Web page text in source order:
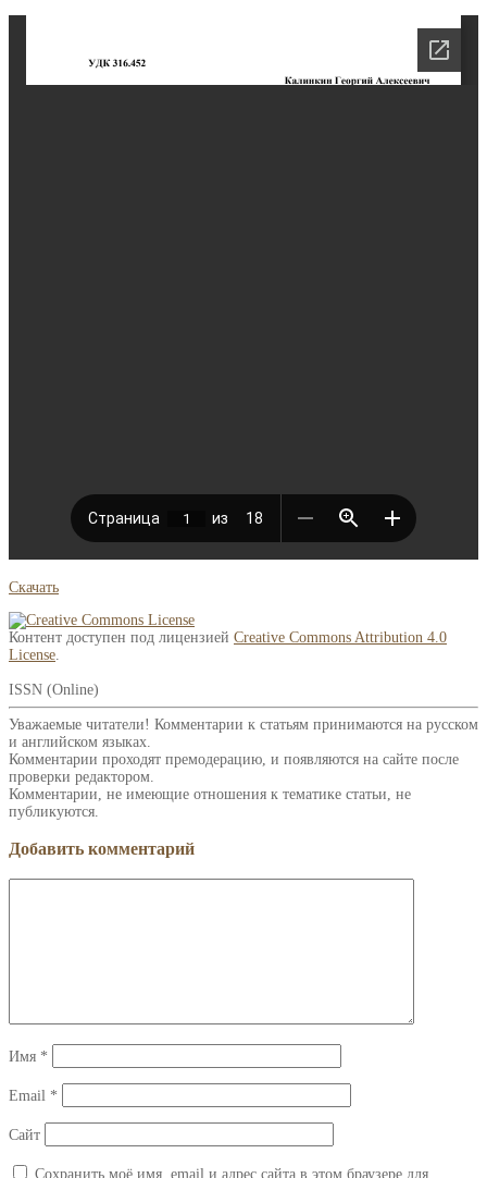
Скачать
Контент доступен под лицензией Creative Commons Attribution 4.0
License
ISSN (Online)
Уважаемые читатели! Комментарии к статьям принимаются на русском
и английском языках.
Комментарии проходят премодерацию, и появляются на сайте после
проверки редактором.
Комментарии, не имеющие отношения к тематике статьи, не
публикуются.
Добавить комментарий
Имя *
Email *
Сайт
Сохранить моё имя, email и адрес сайта в этом браузере для